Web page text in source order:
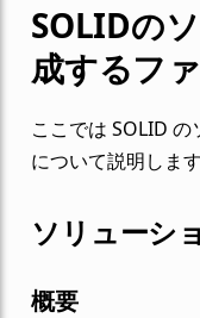
SOLIDの
成するフ
ここでは SOLID
について説明します
ソリューシ
概要